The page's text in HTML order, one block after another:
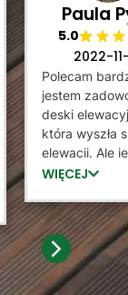
Paula
5.0
2022-
Polecam
jestem
deski
która wyszła
elewacji. Ale
tez bardzo
który potrafił
jak
służył
zainteresował
Wysyłka
WIĘCEJ